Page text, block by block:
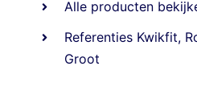
Alle producten
Referenties Kwikfit,
Groot